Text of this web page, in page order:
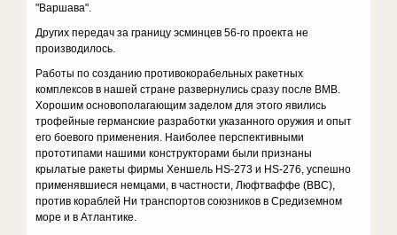
"Варшава".
Других передач за границу эсминцев 56-го проекта не
производилось.
Работы по созданию противокорабельных ракетных
комплексов в нашей стране развернулись сразу после ВМВ.
Хорошим основополагающим заделом для этого явились
трофейные германские разработки указанного оружия и опыт
его боевого применения. Наиболее перспективными
прототипами нашими конструкторами были признаны
крылатые ракеты фирмы Хеншель НS-273 и HS-276, успешно
применявшиеся немцами, в частности, Люфтваффе (ВВС),
против кораблей Hи транспортов союзников в Средиземном
море и в Атлантике.